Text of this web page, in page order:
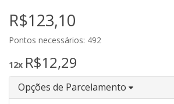
R$123,10
Pontos necessários: 492
12x R$12,29
Opções de Parcelamento